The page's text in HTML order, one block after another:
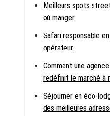
Meilleurs spots
où manger
Safari responsable
opérateur
Comment une
redéfinit le marché à
Séjourner en éco-
des meilleures